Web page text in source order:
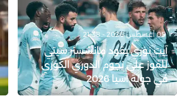
05 أغسطس 2026 - 21:38
آيت نوري يقود مانشستر سيتي
للفوز على نجوم الدوري الكوري
في جولة آسيا 2026